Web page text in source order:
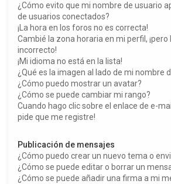
¿Cómo evito que mi nombre de usuario
de usuarios conectados?
¡La hora en los foros no es correcta!
Cambié la zona horaria en mi perfil,
incorrecto!
¡Mi idioma no está en la lista!
¿Qué es la imagen al lado de mi nombre
¿Cómo puedo mostrar un avatar?
¿Cómo se puede cambiar mi rango?
Cuando hago clic sobre el enlace de e-
pide que me registre!
Publicación de mensajes
¿Cómo puedo crear un nuevo tema o
¿Cómo se puede editar o borrar un
¿Cómo se puede añadir una firma a mi